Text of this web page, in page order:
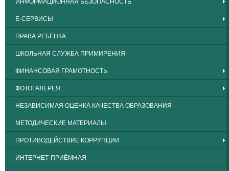
ИНФОРМАЦИОННАЯ БЕЗОПАСНОСТЬ
Е-СЕРВИСЫ
ПРАВА РЕБЁНКА
ШКОЛЬНАЯ СЛУЖБА ПРИМИРЕНИЯ
ФИНАНСОВАЯ ГРАМОТНОСТЬ
ФОТОГАЛЕРЕЯ
НЕЗАВИСИМАЯ ОЦЕНКА КАЧЕСТВА ОБРАЗОВАНИЯ
МЕТОДИЧЕСКИЕ МАТЕРИАЛЫ
ПРОТИВОДЕЙСТВИЕ КОРРУПЦИИ
ИНТЕРНЕТ-ПРИЁМНАЯ